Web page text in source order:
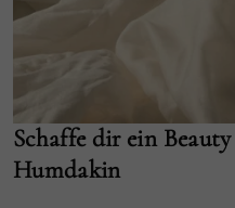
Schaffe dir ein
Humdakin